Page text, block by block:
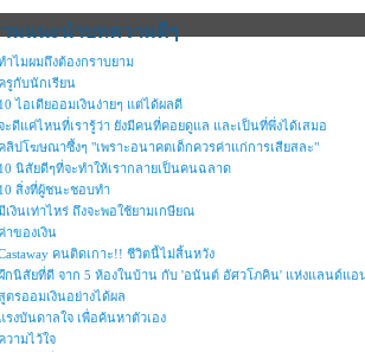
มแนะนำบทความดีๆ
ำไมผมถึงต้องกราบยาม
รูกับนักเรียน
ไอเดียออมเงินง่ายๆ แต่ได้ผลดี
ะดีแค่ไหนที่เรารู้ว่า ยังมีคนที่คอยดูแล และเป็นที่พึ่งได้เสมอ
ลิปโฆษณาซึ้งๆ "เพราะอนาคตเด็กควรค่าแก่การเสียสละ"
นิสัยดีๆที่จะทำให้เรากลายเป็นคนฉลาด
สิ่งที่ผู้ชนะชอบทำ
เงินเท่าไหร่ ถึงจะพอใช้ยามเกษียณ
าของเงิน
คนติดเกาะ!! ชีวิตนี้ไม่สิ้นหวัง
กนิสัยที่ดี จาก 5 ห้องในบ้าน กับ 'อนันต์ อัศวโภคิน' แห่งแลนด์แอ
ตรออมเงินอย่างได้ผล
รงบันดาลใจ เพื่อค้นหาตัวเอง
วามไว้ใจ